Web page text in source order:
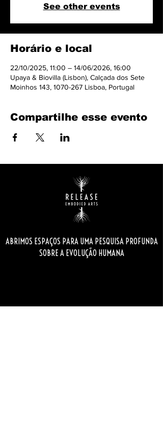
See other events
Horário e local
22/10/2025, 11:00 – 14/06/2026, 16:00
Upaya & Biovilla (Lisbon), Calçada dos Sete
Moinhos 143, 1070-267 Lisboa, Portugal
Compartilhe esse evento
ABRIMOS ESPAÇOS PARA UMA PESQUISA PROFUNDA
SOBRE A EVOLUÇÃO HUMANA